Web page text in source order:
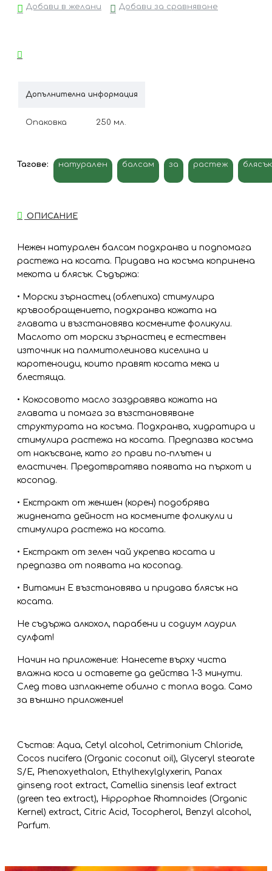
Добави в желани Добави за сравняване
Допълнителна информация
Опаковка 250 мл.
Тагове: натурален балсам за растеж блясък
ОПИСАНИЕ
Нежен натурален балсам подхранва и подпомага
растежа на косата. Придава на косъма копринена
мекота и блясък. Съдържа:
• Морски зърнастец (облепиха) стимулира
кръвообращението, подхранва кожата на
главата и възстановява космените фоликули.
Маслото от морски зърнастец е естествен
източник на палмитолеинова киселина и
каротеноиди, които правят косата мека и
блестяща.
• Кокосовото масло заздравява кожата на
главата и помага за възстановяване
структурата на косъма. Подхранва, хидратира и
стимулира растежа на косата. Предпазва косъма
от накъсване, като го прави по-плътен и
еластичен. Предотвратява появата на пърхот и
косопад.
• Екстракт от женшен (корен) подобрява
жиднената дейност на космените фоликули и
стимулира растежа на косата.
• Екстракт от зелен чай укрепва косата и
предпазва от появата на косопад.
• Витамин Е възстановява и придава блясък на
косата.
Не съдържа алкохол, парабени и содиум лаурил
сулфат!
Начин на приложение: Нанесете върху чиста
влажна коса и оставете да действа 1-3 минути.
След това изплакнете обилно с топла вода. Само
за външно приложение!
Състав: Aqua, Cetyl alcohol, Cetrimonium Chloride,
Cocos nucifera (Organic coconut oil), Glyceryl stearate
S/E, Phenoxyethalon, Ethylhexylglyxerin, Panax
ginseng root extract, Camellia sinensis leaf extract
(green tea extract), Hippophae Rhamnoides (Organic
Kernel) extract, Citric Acid, Tocopherol, Benzyl alcohol,
Parfum.